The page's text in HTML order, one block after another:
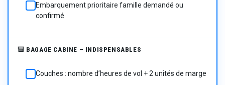
Embarquement prioritaire famille demandé ou
confirmé
🎒 BAGAGE CABINE – INDISPENSABLES
Couches : nombre d’heures de vol + 2 unités de marge